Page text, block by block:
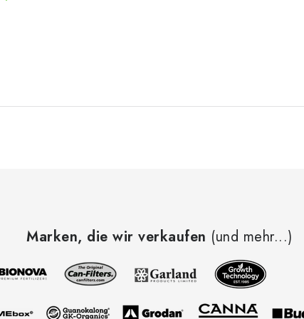
Marken, die wir verkaufen (und mehr...)